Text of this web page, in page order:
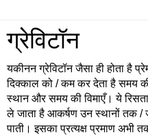
ग्रेविटॉन
यकीनन ग्रेविटॉन जैसा ही होता है
दिक्काल को / कम कर देता है समय
स्थान और समय की विमाएँ। ये
ले जाता है आकर्षण उन स्थानों तक /
पाती। इसका प्रत्यक्ष प्रमाण अभी